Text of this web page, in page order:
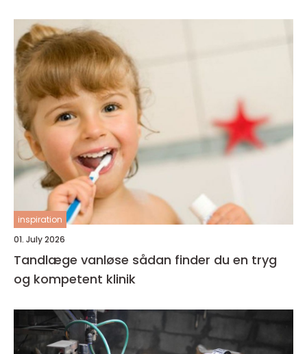
inspiration
01. July 2026
Tandlæge vanløse sådan finder du en tryg
og kompetent klinik